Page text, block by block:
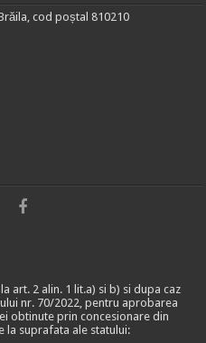
cod poștal 810210
art. 2 alin. 1 lit.a) si b) si dupa caz
nr. 70/2022, pentru aprobarea
obtinute prin concesionare din
la suprafata ale statului: